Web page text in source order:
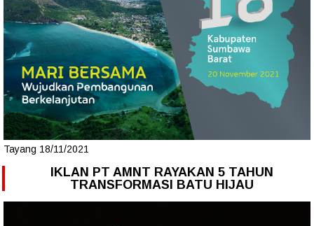
Tayang 18/11/2021
IKLAN PT AMNT RAYAKAN 5 TAHUN
TRANSFORMASI BATU HIJAU